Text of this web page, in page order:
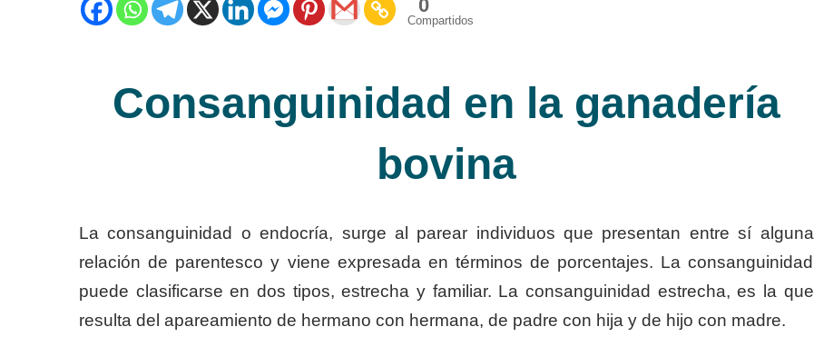
0
Compartidos
Consanguinidad en la ganadería
bovina
La consanguinidad o endocría, surge al parear individuos que presentan entre sí alguna
relación de parentesco y viene expresada en términos de porcentajes. La consanguinidad
puede clasificarse en dos tipos, estrecha y familiar. La consanguinidad estrecha, es la que
resulta del apareamiento de hermano con hermana, de padre con hija y de hijo con madre.